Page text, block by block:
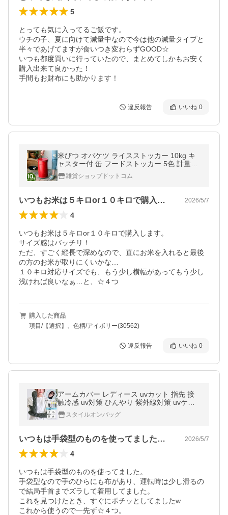
5
とっても気に入ってるご飯です。
ウチの子、夏に向けて減量中なので今は他の減量タイプと
半々であげてますが食いつき変わらずGOOD☆
いつも都度買いに行っていたので、まとめてしかもお安く
購入出来て良かった！
手間もお財布にも助かります！
違反報告 いいね 0
米びつ オバケツ ライスストッカー 10kg キ
ャスター付 缶 フードストッカー 5色 計量カ
ップ付き 日本製 トタン製 洗える レトロ お
米雑貨ショップドットコム
いつもお米は５キロor１０キロで購入し… 2026/5/7
4
いつもお米は５キロor１０キロで購入します。
サイズ感はバッチリ！
ただ、すごく縦長で深めなので、直にお米を入れると最後
の方のお米が取りにくいかな…
１０キロ対応サイズでも、もう少し横幅があってもう少し
浅ければ良いなぁ…と、☆４つ
購入した商品
項目/【選択】、色柄/アイボリー(30562)
違反報告 いいね 0
アームカバー レディース uvカット 指先 接
触冷感 uv対策 ひんやり 紫外線対策 uvケア
ロング 日焼け対策 メンズ 涼しい 50cm 60c
m スタイルオンバッグ
いつもは手袋型のものを使ってました。手… 2026/5/7
4
いつもは手袋型のものを使ってました。
手袋型なので手のひらにも布があり、運転時は少し滑るの
で結局手首までズラして着用してました。
これを見つけたとき、すぐにポチッとしてましたw
これから使うので一先ず☆４つ。